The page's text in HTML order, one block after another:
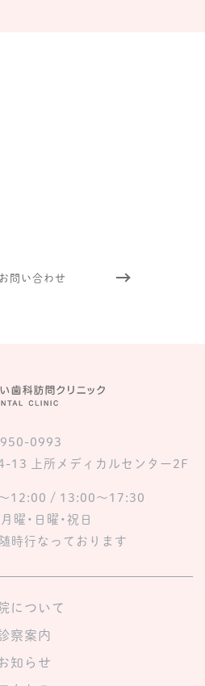
問い合わせ
0993
13 上所メディカルセンター2F
〜12:00 / 13:00〜17:30
曜・日曜・祝日
時行なっております
について
察案内
知らせ